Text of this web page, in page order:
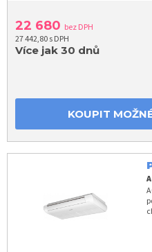
22 680 bez DPH
27 442,80 s DPH
Více jak 30 dnů
KOUPIT